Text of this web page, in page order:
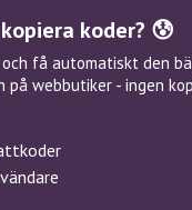
koder? 😰
få automatiskt den
på webbutiker - ingen